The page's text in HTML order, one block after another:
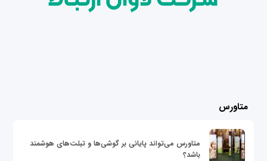
متاورس
متاورس می‌تواند پایانی بر گوشی‌ها و تبلت‌های هوشمند
باشد؟